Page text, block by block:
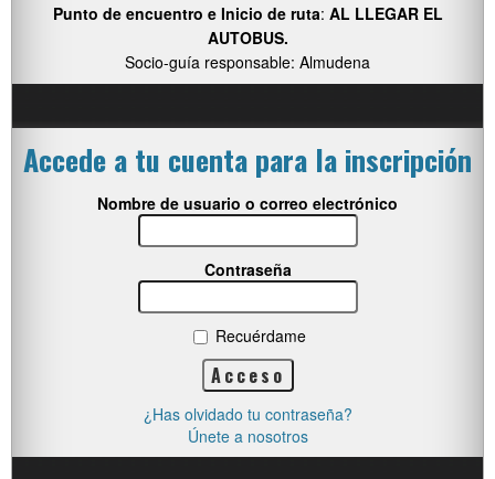
Punto de encuentro e Inicio de ruta: AL LLEGAR EL
AUTOBUS.
Socio-guía responsable: Almudena
Accede a tu cuenta para la inscripción
Nombre de usuario o correo electrónico
Contraseña
Recuérdame
¿Has olvidado tu contraseña?
Únete a nosotros